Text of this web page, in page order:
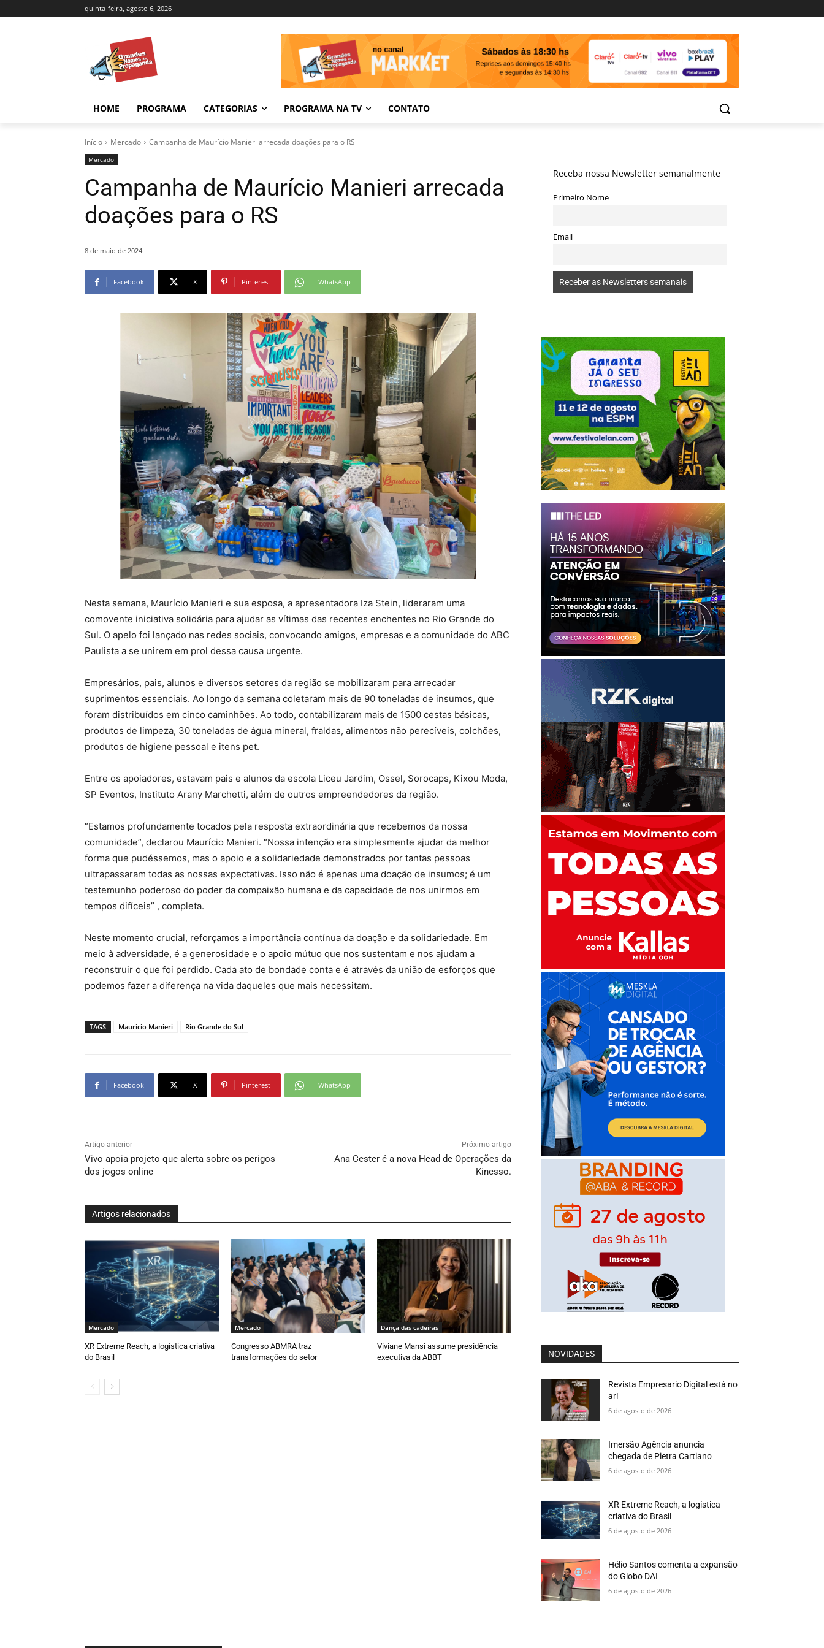
quinta-feira, agosto 6, 2026
HOME PROGRAMA CATEGORIAS PROGRAMA NA TV CONTATO
Início Mercado Campanha de Maurício Manieri arrecada doações para o RS
Mercado
Campanha de Maurício Manieri arrecada
doações para o RS
8 de maio de 2024
Facebook X Pinterest WhatsApp
Nesta semana, Maurício Manieri e sua esposa, a apresentadora Iza Stein, lideraram uma
comovente iniciativa solidária para ajudar as vítimas das recentes enchentes no Rio Grande do
Sul. O apelo foi lançado nas redes sociais, convocando amigos, empresas e a comunidade do ABC
Paulista a se unirem em prol dessa causa urgente.
Empresários, pais, alunos e diversos setores da região se mobilizaram para arrecadar
suprimentos essenciais. Ao longo da semana coletaram mais de 90 toneladas de insumos, que
foram distribuídos em cinco caminhões. Ao todo, contabilizaram mais de 1500 cestas básicas,
produtos de limpeza, 30 toneladas de água mineral, fraldas, alimentos não perecíveis, colchões,
produtos de higiene pessoal e itens pet.
Entre os apoiadores, estavam pais e alunos da escola Liceu Jardim, Ossel, Sorocaps, Kixou Moda,
SP Eventos, Instituto Arany Marchetti, além de outros empreendedores da região.
“Estamos profundamente tocados pela resposta extraordinária que recebemos da nossa
comunidade”, declarou Maurício Manieri. “Nossa intenção era simplesmente ajudar da melhor
forma que pudéssemos, mas o apoio e a solidariedade demonstrados por tantas pessoas
ultrapassaram todas as nossas expectativas. Isso não é apenas uma doação de insumos; é um
testemunho poderoso do poder da compaixão humana e da capacidade de nos unirmos em
tempos difíceis” , completa.
Neste momento crucial, reforçamos a importância contínua da doação e da solidariedade. Em
meio à adversidade, é a generosidade e o apoio mútuo que nos sustentam e nos ajudam a
reconstruir o que foi perdido. Cada ato de bondade conta e é através da união de esforços que
podemos fazer a diferença na vida daqueles que mais necessitam.
TAGS Maurício Manieri Rio Grande do Sul
Facebook X Pinterest WhatsApp
Artigo anterior
Vivo apoia projeto que alerta sobre os perigos
dos jogos online
Próximo artigo
Ana Cester é a nova Head de Operações da
Kinesso.
Artigos relacionados
Mercado
XR Extreme Reach, a logística criativa
do Brasil
Mercado
Congresso ABMRA traz
transformações do setor
Dança das cadeiras
Viviane Mansi assume presidência
executiva da ABBT
Receba nossa Newsletter semanalmente
Primeiro Nome
Email
NOVIDADES
Revista Empresario Digital está no
ar!
6 de agosto de 2026
Imersão Agência anuncia
chegada de Pietra Cartiano
6 de agosto de 2026
XR Extreme Reach, a logística
criativa do Brasil
6 de agosto de 2026
Hélio Santos comenta a expansão
do Globo DAI
6 de agosto de 2026